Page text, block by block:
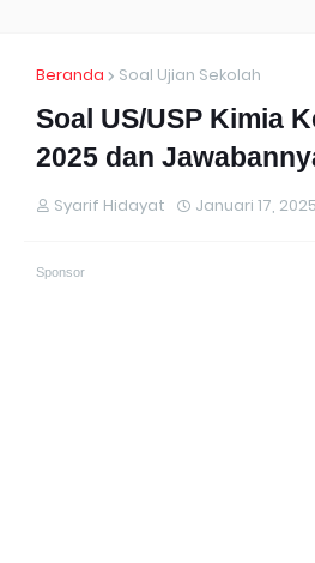
Beranda Soal Ujian Sekolah
Soal US/USP Kimia
2025 dan
Syarif Hidayat Januari 17, 2025
Sponsor